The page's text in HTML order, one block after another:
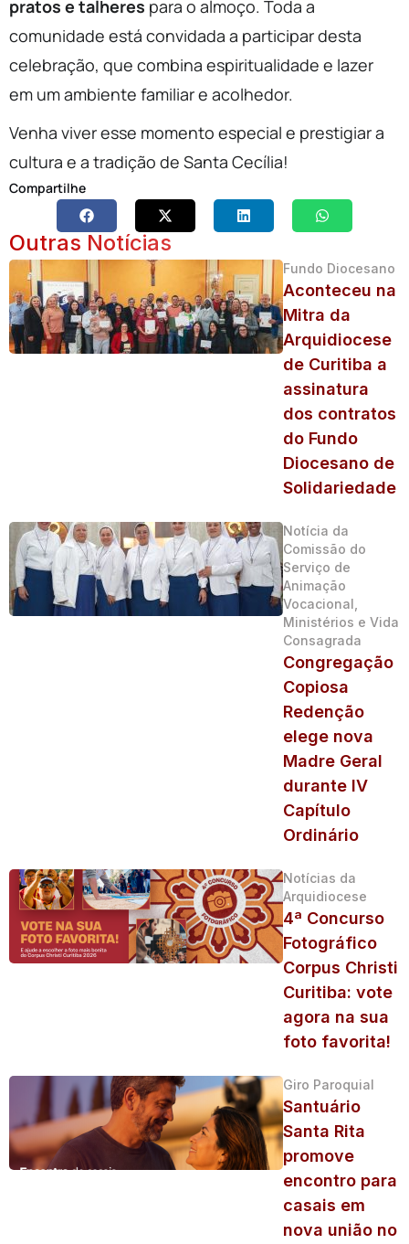
pratos e talheres para o almoço. Toda a
comunidade está convidada a participar desta
celebração, que combina espiritualidade e lazer
em um ambiente familiar e acolhedor.
Venha viver esse momento especial e prestigiar a
cultura e a tradição de Santa Cecília!
Compartilhe
Outras Notícias
Fundo Diocesano
Aconteceu na
Mitra da
Arquidiocese
de Curitiba a
assinatura
dos contratos
do Fundo
Diocesano de
Solidariedade
Notícia da
Comissão do
Serviço de
Animação
Vocacional,
Ministérios e Vida
Consagrada
Congregação
Copiosa
Redenção
elege nova
Madre Geral
durante IV
Capítulo
Ordinário
Notícias da
Arquidiocese
4ª Concurso
Fotográfico
Corpus Christi
Curitiba: vote
agora na sua
foto favorita!
Giro Paroquial
Santuário
Santa Rita
promove
encontro para
casais em
nova união no